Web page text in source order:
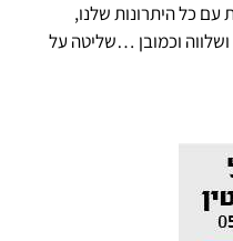
כל היתרונות שלנו,
ושלווה וכמובן …שליטה על